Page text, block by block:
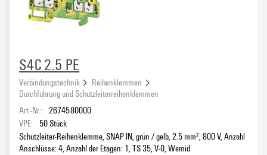
S4C 2.5 PE
Verbindungstechnik
Reihenklemmen
Durchführung und Schutzleiterreihenklemmen
Art.-Nr.: 2674580000
VPE:
50Stück
Schutzleiter-Reihenklemme, SNAP IN, grün / gelb, 2.5 mm², 800 V, Anzahl
Anschlüsse: 4, Anzahl der Etagen: 1, TS 35, V-0, Wemid